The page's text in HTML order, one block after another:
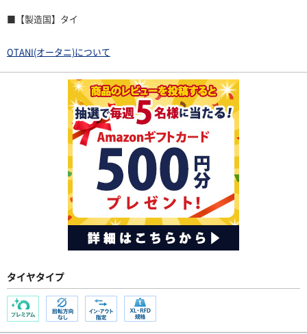
■【製造国】タイ
OTANI(オータニ)について
タイヤタイプ